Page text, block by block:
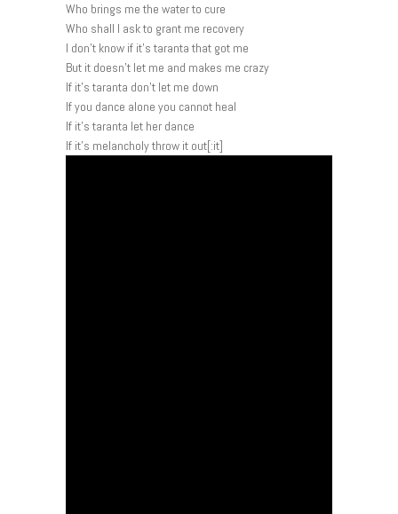
Who brings me the water to cure
Who shall I ask to grant me recovery
I don’t know if it’s taranta that got me
But it doesn’t let me and makes me crazy
If it’s taranta don’t let me down
If you dance alone you cannot heal
If it’s taranta let her dance
If it’s melancholy throw it out[:it]